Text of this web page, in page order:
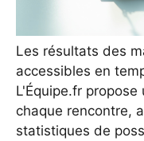
Les résultats des
accessibles en
L'Équipe.fr
chaque rencontre,
statistiques de